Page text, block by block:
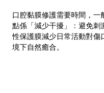
口腔黏膜修護需要時間，一
點係「減少干擾」：避免刺
性保護膜減少日常活動對傷
境下自然癒合。